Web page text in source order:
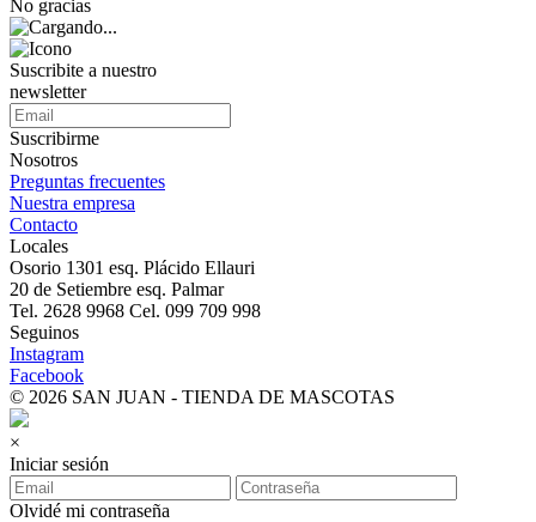
No gracias
Suscribite a nuestro
newsletter
Suscribirme
Nosotros
Preguntas frecuentes
Nuestra empresa
Contacto
Locales
Osorio 1301 esq. Plácido Ellauri
20 de Setiembre esq. Palmar
Tel. 2628 9968 Cel. 099 709 998
Seguinos
Instagram
Facebook
© 2026 SAN JUAN - TIENDA DE MASCOTAS
×
Iniciar sesión
Olvidé mi contraseña